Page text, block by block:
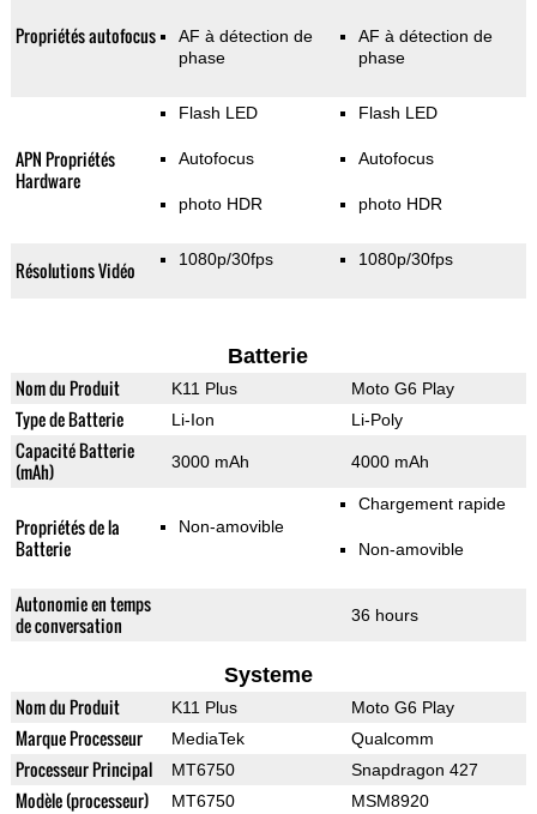
Propriétés autofocus
AF à détection de
phase
AF à détection de
phase
APN Propriétés
Hardware
Flash LED
Autofocus
photo HDR
Flash LED
Autofocus
photo HDR
Résolutions Vidéo 1080p/30fps 1080p/30fps
Batterie
Nom du Produit K11 Plus Moto G6 Play
Type de Batterie Li-Ion Li-Poly
Capacité Batterie
(mAh)
3000 mAh 4000 mAh
Propriétés de la
Batterie
Non-amovible
Chargement rapide
Non-amovible
Autonomie en temps
de conversation
36 hours
Systeme
Nom du Produit K11 Plus Moto G6 Play
Marque Processeur MediaTek Qualcomm
Processeur Principal MT6750 Snapdragon 427
Modèle (processeur) MT6750 MSM8920